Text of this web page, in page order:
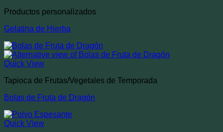
Productos personalizados
Gelatina de Hierba
Quick View
Tapioca de Frutas/Vegetales de Temporada
Bolas de Fruta de Dragón
Quick View